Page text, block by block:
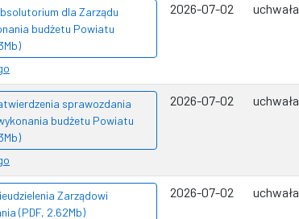
dla Zarządu
budżetu Powiatu
2026-07-02 uchwała
sprawozdania
budżetu Powiatu
2026-07-02 uchwała
Zarządowi
(PDF, 2.62Mb)
2026-07-02 uchwała